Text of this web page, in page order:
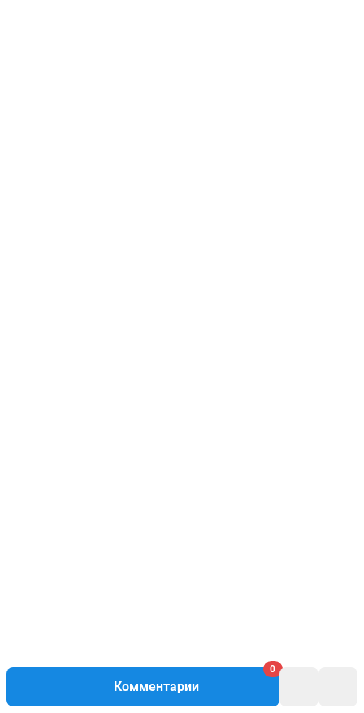
Комментарии
0